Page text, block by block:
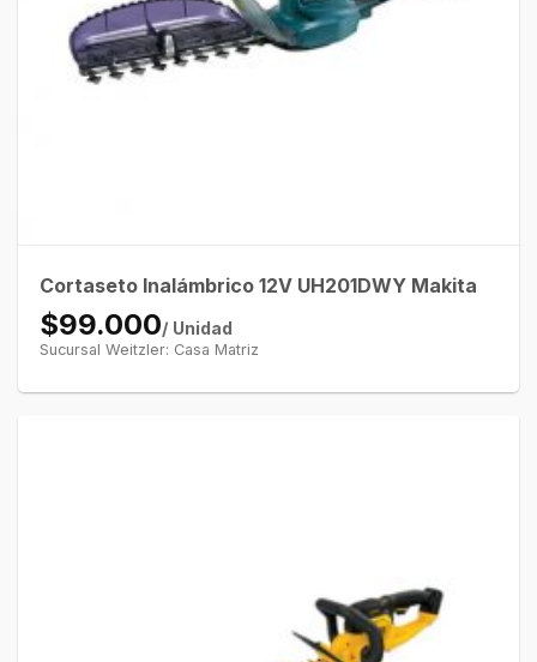
Cortaseto Inalámbrico 12V UH201DWY Makita
$99.000/ Unidad
Sucursal Weitzler: Casa Matriz